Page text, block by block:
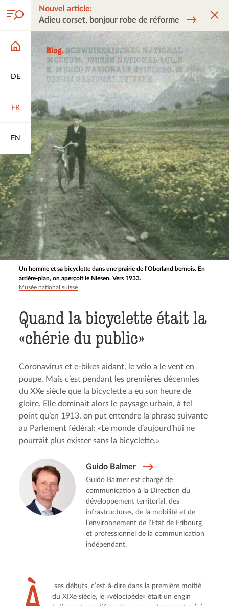
DE
FR
EN
Nouvel article:
Adieu corset, bonjour robe de réforme
Un homme et sa bicyclette dans une prairie de l’Oberland bernois. En
arrière-plan, on aperçoit le Niesen. Vers 1933.
Musée national suisse
Quand la bicyclette était la
«chérie du public»
Coronavirus et e-bikes aidant, le vélo a le vent en
poupe. Mais c’est pendant les premières décennies
du XXe siècle que la bicyclette a eu son heure de
gloire. Elle dominait alors le paysage urbain, à tel
point qu’en 1913, on put entendre la phrase suivante
au Parlement fédéral: «Le monde d’aujourd’hui ne
pourrait plus exister sans la bicyclette.»
Guido Balmer
Guido Balmer est chargé de
communication à la Direction du
développement territorial, des
infrastructures, de la mobilité et de
l’environnement de l‘Etat de Fribourg
et professionnel de la communication
indépendant.
ses débuts, c’est-à-dire dans la première moitié
du XIXe siècle, le «vélocipède» était un engin